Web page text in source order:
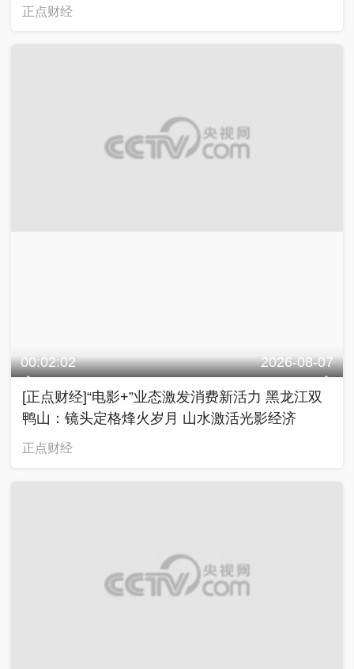
正点财经
00:02:02 2026-08-07
[正点财经]“电影+”业态激发消费新活力 黑龙江双
鸭山：镜头定格烽火岁月 山水激活光影经济
正点财经